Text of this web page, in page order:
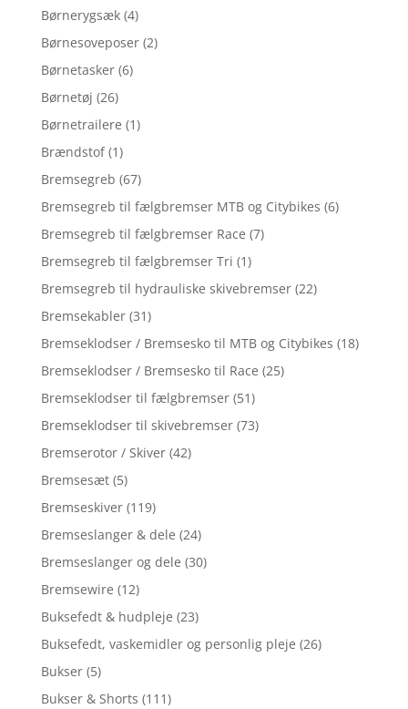
Børnerygsæk (4)
Børnesoveposer (2)
Børnetasker (6)
Børnetøj (26)
Børnetrailere (1)
Brændstof (1)
Bremsegreb (67)
Bremsegreb til fælgbremser MTB og Citybikes (6)
Bremsegreb til fælgbremser Race (7)
Bremsegreb til fælgbremser Tri (1)
Bremsegreb til hydrauliske skivebremser (22)
Bremsekabler (31)
Bremseklodser / Bremsesko til MTB og Citybikes (18)
Bremseklodser / Bremsesko til Race (25)
Bremseklodser til fælgbremser (51)
Bremseklodser til skivebremser (73)
Bremserotor / Skiver (42)
Bremsesæt (5)
Bremseskiver (119)
Bremseslanger & dele (24)
Bremseslanger og dele (30)
Bremsewire (12)
Buksefedt & hudpleje (23)
Buksefedt, vaskemidler og personlig pleje (26)
Bukser (5)
Bukser & Shorts (111)